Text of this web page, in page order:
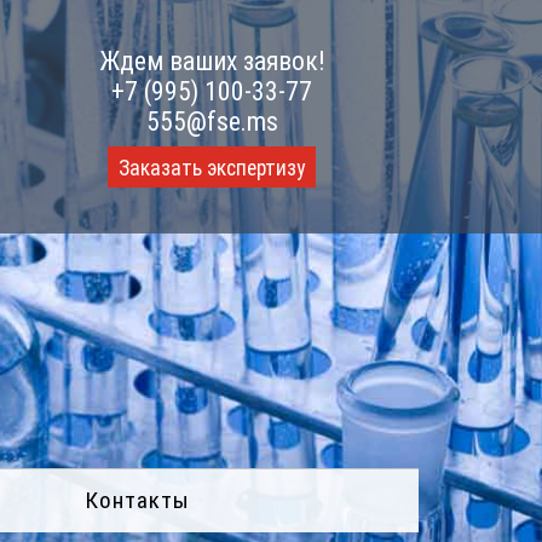
Ждем ваших заявок!
+7 (995) 100-33-77
555@fse.ms
Заказать экспертизу
Контакты